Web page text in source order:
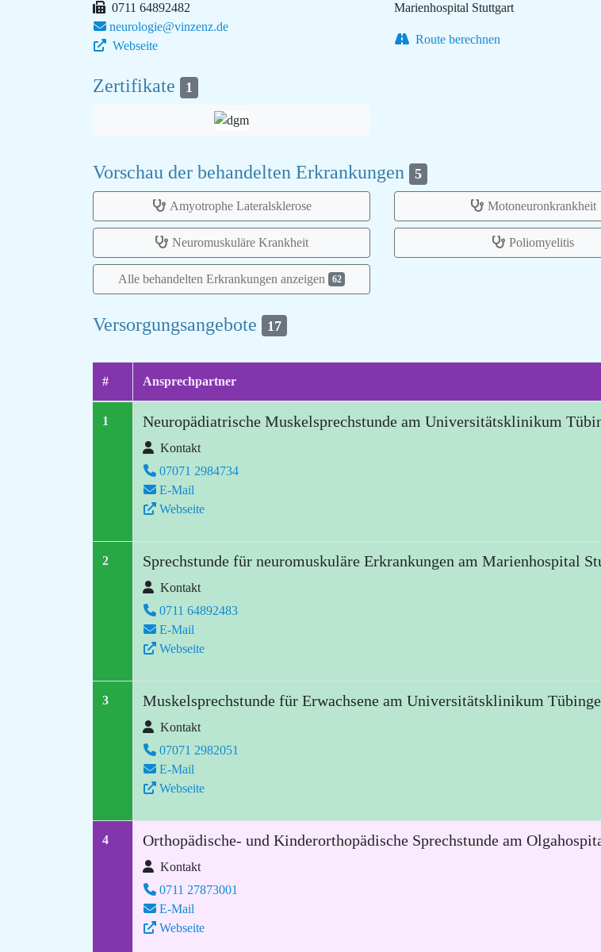
0711 64892482
neurologie@vinzenz.de
Webseite
Marienhospital Stuttgart
Route berechnen
Zertifikate 1
Vorschau der behandelten Erkrankungen 5
Amyotrophe Lateralsklerose Motoneuronkrankheit
Neuromuskuläre Krankheit Poliomyelitis
Alle behandelten Erkrankungen anzeigen 62
Versorgungsangebote 17
# Ansprechpartner
1 Neuropädiatrische Muskelsprechstunde am Universitätsklinikum
Kontakt
07071 2984734
E-Mail
Webseite
2 Sprechstunde für neuromuskuläre Erkrankungen am Marienhospital
Kontakt
0711 64892483
E-Mail
Webseite
3 Muskelsprechstunde für Erwachsene am Universitätsklinikum
Kontakt
07071 2982051
E-Mail
Webseite
4 Orthopädische- und Kinderorthopädische Sprechstunde am
Kontakt
0711 27873001
E-Mail
Webseite